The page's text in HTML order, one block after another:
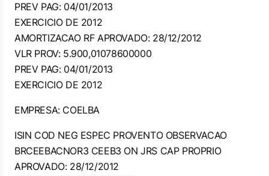
PREV PAG: 04/01/2013
EXERCICIO DE 2012
AMORTIZACAO RF APROVADO: 28/12/2012
VLR PROV: 5.900,01078600000
PREV PAG: 04/01/2013
EXERCICIO DE 2012
EMPRESA: COELBA
ISIN COD NEG ESPEC PROVENTO OBSERVACAO
BRCEEBACNOR3 CEEB3 ON JRS CAP PROPRIO
APROVADO: 28/12/2012